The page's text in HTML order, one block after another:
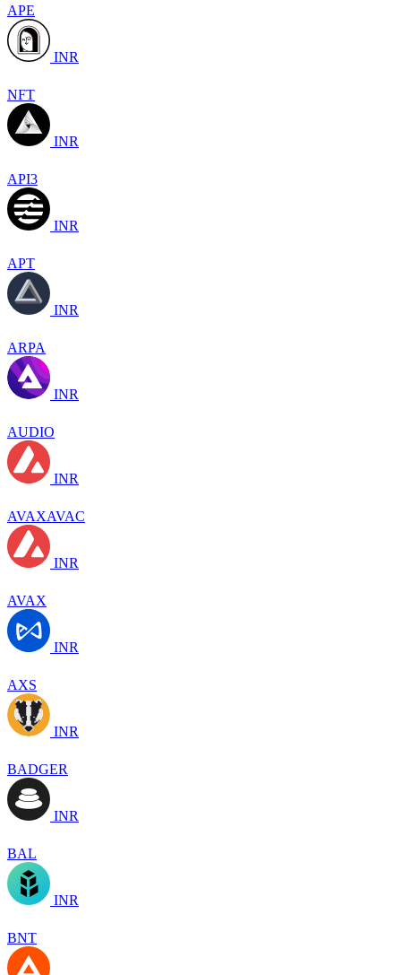
APE
INR
NFT
INR
API3
INR
APT
INR
ARPA
INR
AUDIO
INR
AVAXAVAC
INR
AVAX
INR
AXS
INR
BADGER
INR
BAL
INR
BNT